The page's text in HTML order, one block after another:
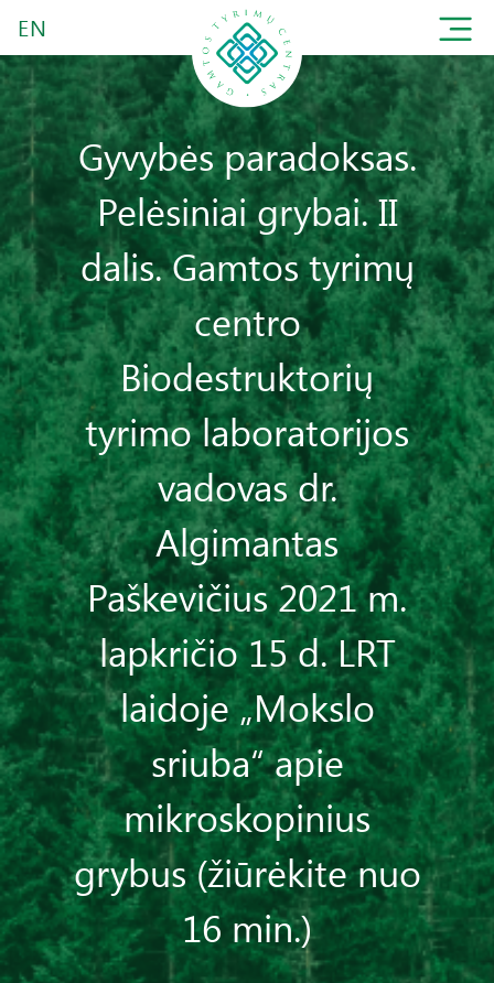
EN
Gyvybės paradoksas.
Pelėsiniai grybai. II
dalis. Gamtos tyrimų
centro
Biodestruktorių
tyrimo laboratorijos
vadovas dr.
Algimantas
Paškevičius 2021 m.
lapkričio 15 d. LRT
laidoje „Mokslo
sriuba“ apie
mikroskopinius
grybus (žiūrėkite nuo
16 min.)